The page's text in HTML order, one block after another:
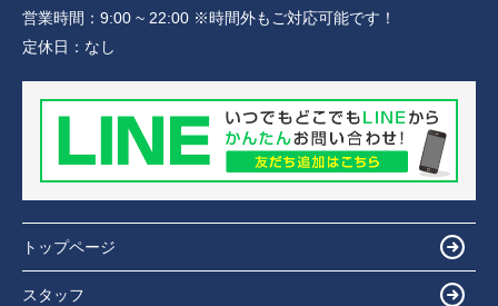
営業時間： 9:00 ~ 22:00 ※時間外もご対応可能です！
定休日： なし
トップページ
スタッフ